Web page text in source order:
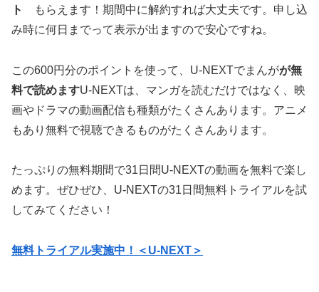
ト
もらえます！期間中に解約すれば大丈夫です。申し込
み時に何日までって表示が出ますので安心ですね。
この600円分のポイントを使って、U-NEXTでまんがが無
料で読めますU-NEXTは、マンガを読むだけではなく、映
画やドラマの動画配信も種類がたくさんあります。アニメ
もあり無料で視聴できるものがたくさんあります。
たっぷりの無料期間で31日間U-NEXTの動画を無料で楽し
めます。ぜひぜひ、U-NEXTの31日間無料トライアルを試
してみてください！
無料トライアル実施中！＜U-NEXT＞